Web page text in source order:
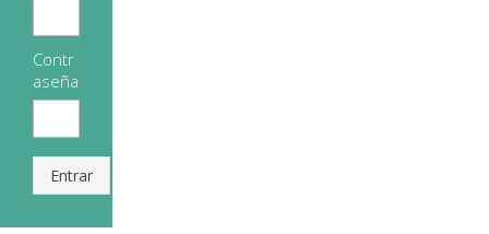
Contr
aseña
Entrar